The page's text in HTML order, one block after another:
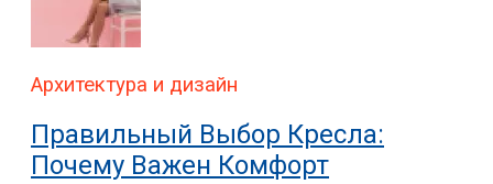
Архитектура и дизайн
Правильный Выбор Кресла:
Почему Важен Комфорт